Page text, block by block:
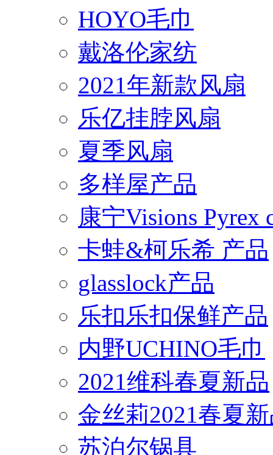
HOYO毛巾
戴洛伦家纺
2021年新款风扇
乐亿挂脖风扇
夏季风扇
多样屋产品
康宁Visions Pyrex
卡蛙&柯乐希 产品
glasslock产品
乐扣乐扣保鲜产品
内野UCHINO毛巾
2021维科春夏新品
金丝莉2021春夏
苏泊尔锅具